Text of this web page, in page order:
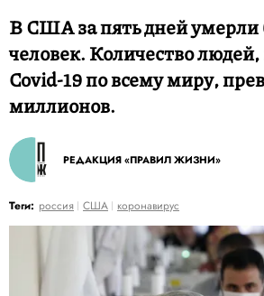
В США за пять дней умерли
человек. Количество
Covid-19 по всему миру,
миллионов.
РЕДАКЦИЯ «ПРАВИЛ ЖИЗНИ»
Теги: россия США коронавирус